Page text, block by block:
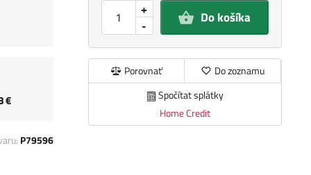
-
+ Do košíka
Porovnať
Do zoznamu
Spočítat splátky
Home Credit
€
P79596